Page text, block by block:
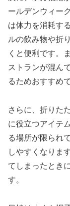
ールデンウィー
は体力を消耗す
ルの飲み物や折
くと便利です。
ストランが混ん
るためおすすめで
さらに、折りた
に役立つアイテ
る場所が限られ
しやすくなりま
てしまったとき
す。